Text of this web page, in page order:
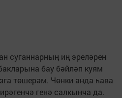
суганнарның иң эреләрен
бау бәйләп куям
төшерәм. Чөнки анда һава
генә салкынча да.